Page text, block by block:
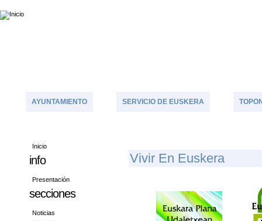
AYUNTAMIENTO SERVICIO DE EUSKERA
Inicio
info
Presentación
secciones
Noticias
VIvir En Euskera